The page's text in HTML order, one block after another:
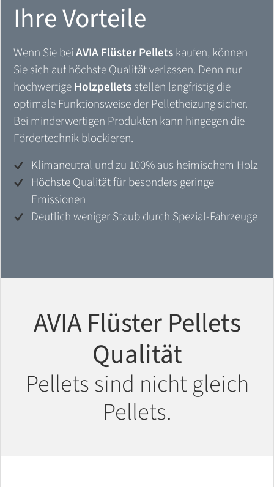
Ihre Vorteile
Wenn Sie beiAVIA Flüster Pelletskaufen, können
Sie sich auf höchste Qualität verlassen. Denn nur
hochwertigeHolzpelletsstellen langfristig die
optimale Funktionsweise der Pelletheizung sicher.
Bei minderwertigen Produkten kann hingegen die
Fördertechnik blockieren.
Klimaneutral und zu 100% aus heimischem Holz
Höchste Qualität für besonders geringe
Emissionen
Deutlich weniger Staub durch Spezial-Fahrzeuge
AVIA Flüster Pellets
Qualität
Pellets sind nicht gleich
Pellets.